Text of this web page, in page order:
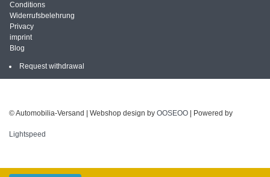
Conditions
Widerrufsbelehrung
Privacy
imprint
Blog
Request withdrawal
© Automobilia-Versand | Webshop design by OOSEOO | Powered by
Lightspeed